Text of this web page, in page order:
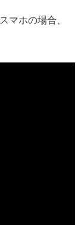
マホの場合、